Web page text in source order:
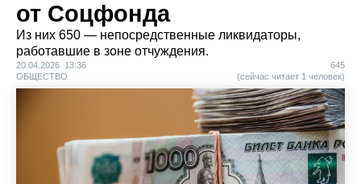
от Соцфонда
Из них 650 — непосредственные ликвидаторы,
работавшие в зоне отчуждения.
20.04.2026 13:36
ОБЩЕСТВО
645
(сейчас читает 1 человек)